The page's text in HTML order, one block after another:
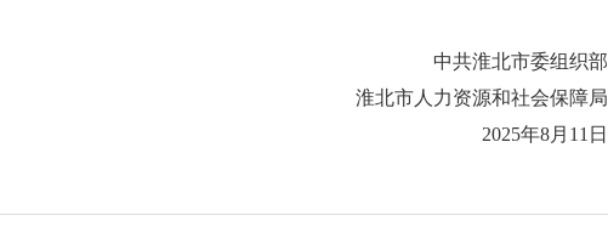
中共淮北市委组织部
淮北市人力资源和社会保障局
2025年8月11日